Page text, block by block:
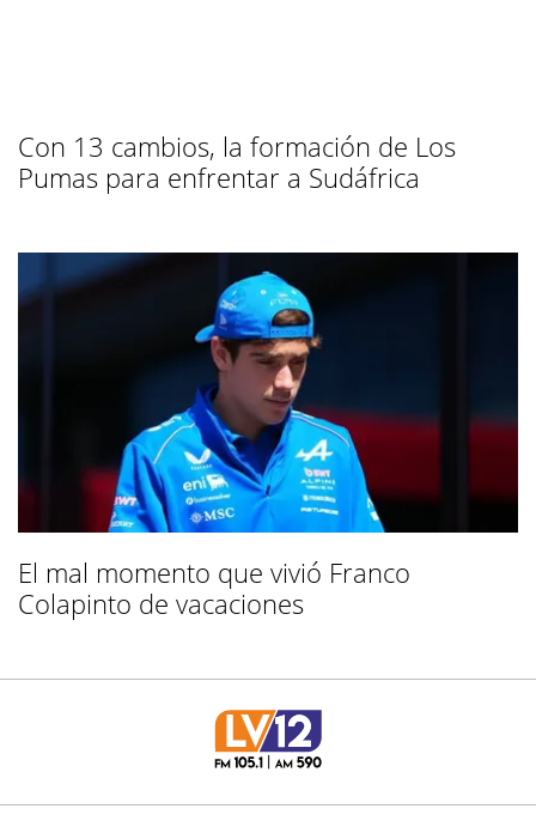
Con 13 cambios, la formación de Los
Pumas para enfrentar a Sudáfrica
El mal momento que vivió Franco
Colapinto de vacaciones